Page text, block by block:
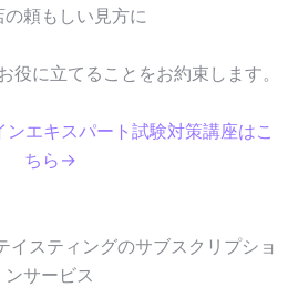
の頼もしい見方に
役に立てることをお約束します。
エキスパート試験対策講座はこ
ちら→
イスティングのサブスクリプショ
ンサービス